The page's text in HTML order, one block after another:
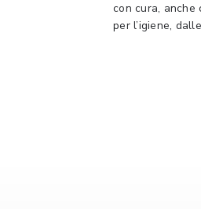
con cura, anche
per l’igiene,